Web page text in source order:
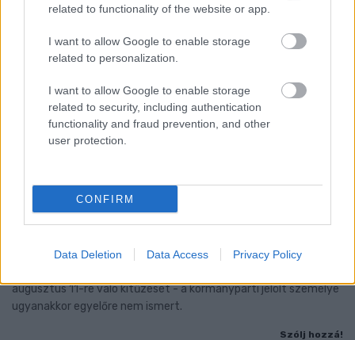
related to functionality of the website or app.
I want to allow Google to enable storage
related to personalization.
I want to allow Google to enable storage
related to security, including authentication
functionality and fraud prevention, and other
user protection.
CONFIRM
Data Deletion Data Access Privacy Policy
KEDDEN MEGVÁLASZTHATJA AZ
ORSZÁGGYŰLÉS MAGYARORSZÁG ÚJ
augusztus 11-re való kitűzését - a kormánypárti jelölt személye
ugyanakkor egyelőre nem ismert.
Szólj hozzá!